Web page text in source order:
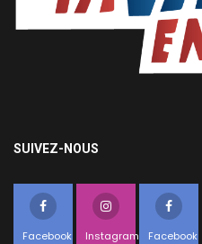
SUIVEZ-NOUS
Facebook Instagram Facebook